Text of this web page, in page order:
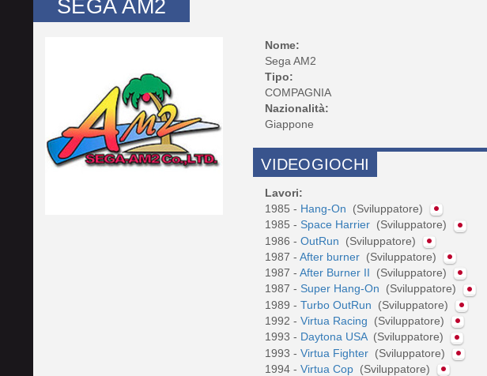
SEGA AM2
Nome:
Sega AM2
Tipo:
COMPAGNIA
Nazionalità:
Giappone
VIDEOGIOCHI
Lavori:
1985 - Hang-On
(Sviluppatore)
1985 - Space Harrier (Sviluppatore)
1986 -OutRun
(Sviluppatore)
1987 -After burner (Sviluppatore)
1987 -After Burner II
(Sviluppatore)
1987 - Super Hang-On
(Sviluppatore)
1989 -Turbo OutRun
(Sviluppatore)
1992 -Virtua Racing
(Sviluppatore)
1993 - Daytona USA (Sviluppatore)
1993 -Virtua Fighter (Sviluppatore)
1994 -Virtua Cop (Sviluppatore)